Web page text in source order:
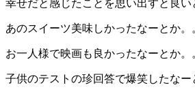
幸せだと感じたことを思い出すと良
あのスイーツ美味しかったなーとか。
お一人様で映画も良かったなーとか。
子供のテストの珍回答で爆笑したなー